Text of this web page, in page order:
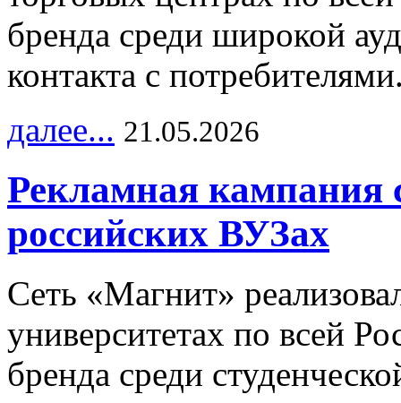
бренда среди широкой
контакта с
далее... 21.05.2026
Рекламная кампания
российских ВУЗах
Сеть «Магнит»
университетах по всей
бренда среди